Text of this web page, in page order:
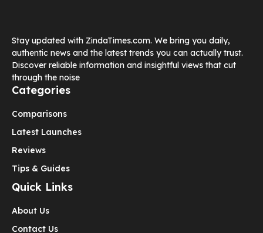
Stay updated with ZindaTimes.com. We bring you daily,
authentic news and the latest trends you can actually trust.
Discover reliable information and insightful views that cut
through the noise
Categories
Comparisons
Latest Launches
Reviews
Tips & Guides
Quick Links
About Us
Contact Us